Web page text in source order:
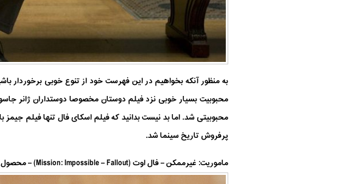
به منظور آنکه بخواهیم در این فهرست خود از تنوع خوبی برخوردار
محبوبیت بسیار خوبی نزد فیلم دوستان مخصوصا دوستداران ژانر
پرفروش تاریخ سینما شد.
ماموریت: غیرممکن – فال اوت (Mission: Impossible – Fallout) – محصول ۲۰۱۸